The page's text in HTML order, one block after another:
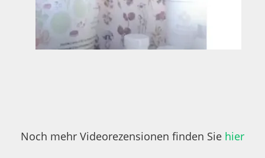
Noch mehr Videorezensionen finden Sie hier